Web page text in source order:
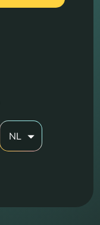
NL